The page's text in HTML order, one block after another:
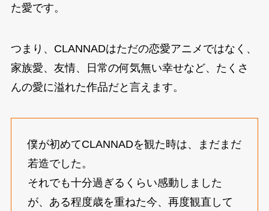
た愛です。
つまり、CLANNADはただの恋愛アニメではなく、
家族愛、友情、日常の何気無い幸せなど、たくさ
んの愛に溢れた作品だと言えます。
僕が初めてCLANNADを観た時は、まだまだ
若造でした。
それでも十分過ぎるくらい感動しました
が、ある程度歳を重ねた今、再度観直して